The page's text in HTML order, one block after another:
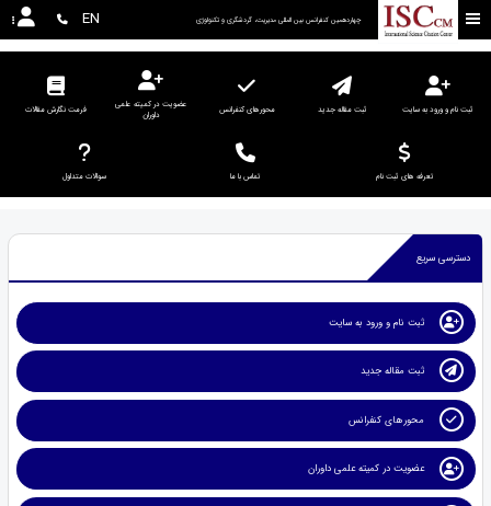
چهاردهمین کنفرانس بین المللی مدیریت، گردشگری و تکنولوژی EN
ثبت نام و ورود به سایت ثبت مقاله جدید محورهای کنفرانس
عضویت در کمیته علمی
داوران
فرمت نگارش مقالات
تعرفه های ثبت نام تماس با ما سوالات متداول
دسترسی سریع
ثبت نام و ورود به سایت
ثبت مقاله جدید
محورهای کنفرانس
عضویت در کمیته علمی داوران